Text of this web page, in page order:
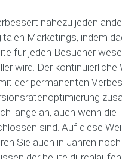
nahezu jeden
Marketings, indem
für jeden Besucher
wird. Der kontinuierliche
der permanenten
lange an, auch wenn die
sind. Auf diese
Sie auch in Jahren